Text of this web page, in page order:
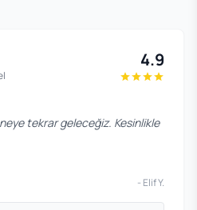
4.9
tekrar geleceğiz. Kesinlikle
- Elif Y.